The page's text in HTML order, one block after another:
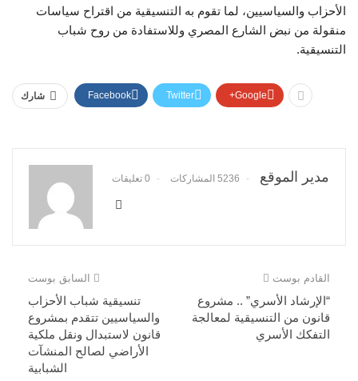
الأحزاب والسياسيين، لما تقوم به التنسيقية من اقتراح سياسات
منقولة من نبض الشارع المصري وللاستفادة من روح شباب
التنسيقية.
شارك Facebook Twitter Google+
مدير الموقع 5236 المشاركات 0 تعليقات
السابق بوست
تنسيقية شباب الأحزاب
والسياسيين تتقدم بمشروع
قانون لاستبدال ونقل ملكية
الأراضي لصالح المنشآت
الشبابية
القادم بوست
“الإرشاد الأسري” .. مشروع
قانون من التنسيقية لمعالجة
التفكك الأسري